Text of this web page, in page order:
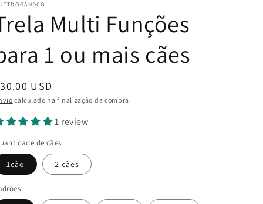
Multi Funções
1 ou mais cães
USD
calculado na finalização da compra.
1 review
de cães
1cão 2 cães